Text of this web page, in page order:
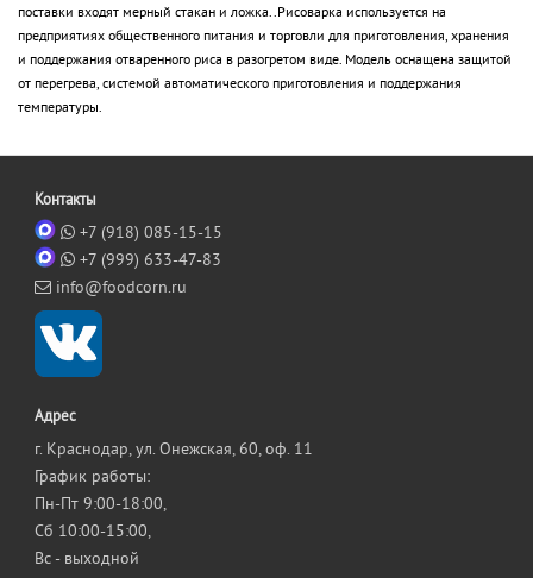
поставки входят мерный стакан и ложка..Рисоварка используется на
предприятиях общественного питания и торговли для приготовления, хранения
и поддержания отваренного риса в разогретом виде. Модель оснащена защитой
от перегрева, системой автоматического приготовления и поддержания
температуры.
Контакты
+7 (918) 085-15-15
+7 (999) 633-47-83
info@foodcorn.ru
Адрес
г. Краснодар, ул. Онежская, 60, оф. 11
График работы:
Пн-Пт 9:00-18:00,
Сб 10:00-15:00,
Вс - выходной